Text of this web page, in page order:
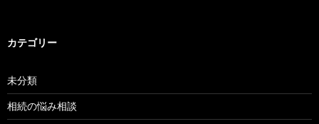
カテゴリー
未分類
相続の悩み相談